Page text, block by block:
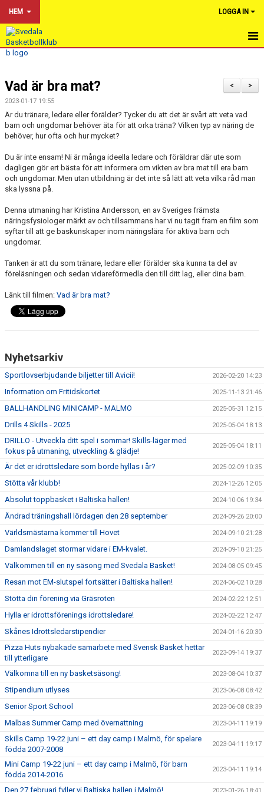
HEM LOGGA IN
HEM
NYHETER
OM KLUBBEN
KALENDER
BILDGALLERI
DOKUMENT
VÅRA LAG & TRÄNARE
FÖR TRÄNARE
>
<
Vad är bra mat?
2023-01-17 19:55
Är du tränare, ledare eller förälder? Tycker du att det är svårt att veta vad
barn och ungdomar behöver äta för att orka träna? Vilken typ av näring de
behöver, hur ofta och hur mycket?
Du är inte ensam! Ni är många ideella ledare och föräldrar där ute som
dagligen gör ert bästa för att informera om vikten av bra mat till era barn
och ungdomar. Men utan utbildning är det inte så lätt att veta vilka råd man
ska lyssna på.
Denna utmaning har Kristina Andersson, en av Sveriges främsta
näringsfysiologer märkt av och tillsammans har vi nu tagit fram en film som
syftar till att ge baskunskaper inom näringslära för aktiva barn och
ungdomar.
Tanken är att du som tränare, ledare eller förälder ska kunna ta del av
föreläsningen och sedan vidareförmedla den till ditt lag, eller dina barn.
Länk till filmen: Vad är bra mat?
Nyhetsarkiv
Sportlovserbjudande biljetter till Avicii! 2026-02-20 14:23
Information om Fritidskortet 2025-11-13 21:46
BALLHANDLING MINICAMP - MALMO 2025-05-31 12:15
Drills 4 Skills - 2025 2025-05-04 18:13
DRILLO - Utveckla ditt spel i sommar! Skills-läger med
fokus på utmaning, utveckling & glädje!
2025-05-04 18:11
Är det er idrottsledare som borde hyllas i år? 2025-02-09 10:35
Stötta vår klubb! 2024-12-26 12:05
Absolut toppbasket i Baltiska hallen! 2024-10-06 19:34
Ändrad träningshall lördagen den 28 september 2024-09-26 20:00
Världsmästarna kommer till Hovet 2024-09-10 21:28
Damlandslaget stormar vidare i EM-kvalet. 2024-09-10 21:25
Välkommen till en ny säsong med Svedala Basket! 2024-08-05 09:45
Resan mot EM-slutspel fortsätter i Baltiska hallen! 2024-06-02 10:28
Stötta din förening via Gräsroten 2024-02-22 12:51
Hylla er idrottsförenings idrottsledare! 2024-02-22 12:47
Skånes Idrottsledarstipendier 2024-01-16 20:30
Pizza Huts nybakade samarbete med Svensk Basket hettar
till ytterligare
2023-09-14 19:37
Välkomna till en ny basketsäsong! 2023-08-04 10:37
Stipendium utlyses 2023-06-08 08:42
Senior Sport School 2023-06-08 08:39
Malbas Summer Camp med övernattning 2023-04-11 19:19
Skills Camp 19-22 juni – ett day camp i Malmö, för spelare
födda 2007-2008
2023-04-11 19:17
Mini Camp 19-22 juni – ett day camp i Malmö, för barn
födda 2014-2016
2023-04-11 19:14
Den 27 februari fyller vi Baltiska hallen i Malmö!